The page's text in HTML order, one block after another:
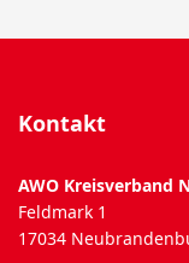
Kontakt
AWO Kreisverband
Feldmark 1
17034